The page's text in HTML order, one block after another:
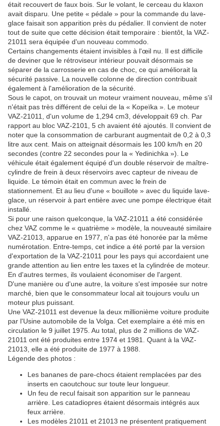
était recouvert de faux bois. Sur le volant, le cerceau du klaxon
avait disparu. Une petite « pédale » pour la commande du lave-
glace faisait son apparition près du pédalier. Il convient de noter
tout de suite que cette décision était temporaire : bientôt, la VAZ-
21011 sera équipée d'un nouveau commodo.
Certains changements étaient invisibles à l'œil nu. Il est difficile
de deviner que le rétroviseur intérieur pouvait désormais se
séparer de la carrosserie en cas de choc, ce qui améliorait la
sécurité passive. La nouvelle colonne de direction contribuait
également à l'amélioration de la sécurité.
Sous le capot, on trouvait un moteur vraiment nouveau, même s'il
n'était pas très différent de celui de la « Kopeïka ». Le moteur
VAZ-21011, d'un volume de 1,294 cm3, développait 69 ch. Par
rapport au bloc VAZ-2101, 5 ch avaient été ajoutés. Il convient de
noter que la consommation de carburant augmentait de 0,2 à 0,3
litre aux cent. Mais on atteignait désormais les 100 km/h en 20
secondes (contre 22 secondes pour la « Yedinichka »). Le
véhicule était également équipé d'un double réservoir de maître-
cylindre de frein à deux réservoirs avec capteur de niveau de
liquide. Le témoin était en commun avec le frein de
stationnement. Et au lieu d'une « bouillote » avec du liquide lave-
glace, un réservoir à part entière avec une pompe électrique était
installé.
Si pour une raison quelconque, la VAZ-21011 a été considérée
chez VAZ comme le « quatrième » modèle, la nouveauté similaire
VAZ-21013, apparue en 1977, n'a pas été honorée par la même
numérotation. Entre-temps, cet indice a été porté par la version
d'exportation de la VAZ-21011 pour les pays qui accordaient une
grande attention au lien entre les taxes et la cylindrée de moteur.
En d'autres termes, ils voulaient économiser de l'argent.
D'une manière ou d'une autre, la voiture s'est imposée sur notre
marché, bien que le consommateur local ait toujours voulu un
moteur plus puissant.
Une VAZ-21011 est devenue la deux millionième voiture produite
par l'Usine automobile de la Volga. Cet exemplaire a été mis en
circulation le 9 juillet 1975. Au total, plus de 2 millions de VAZ-
21011 ont été produites entre 1974 et 1981. Quant à la VAZ-
21013, elle a été produite de 1977 à 1988.
Légende des photos :
Les bananes de pare-chocs étaient remplacées par des
inserts en caoutchouc sur toute leur longueur.
Un feu de recul faisait son apparition sur le panneau
arrière. Les catadiopres étaient désormais intégrés aux
feux arrière.
Les modèles 21011 et 21013 ne présentent pratiquement